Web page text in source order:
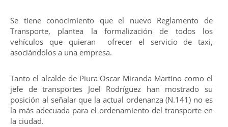
Se tiene conocimiento que el nuevo Reglamento de
Transporte, plantea la formalización de todos los
vehículos que quieran ofrecer el servicio de taxi,
asociándolos a una empresa.
Tanto el alcalde de Piura Oscar Miranda Martino como el
jefe de transportes Joel Rodríguez han mostrado su
posición al señalar que la actual ordenanza (N.141) no es
la más adecuada para el ordenamiento del transporte en
la ciudad.